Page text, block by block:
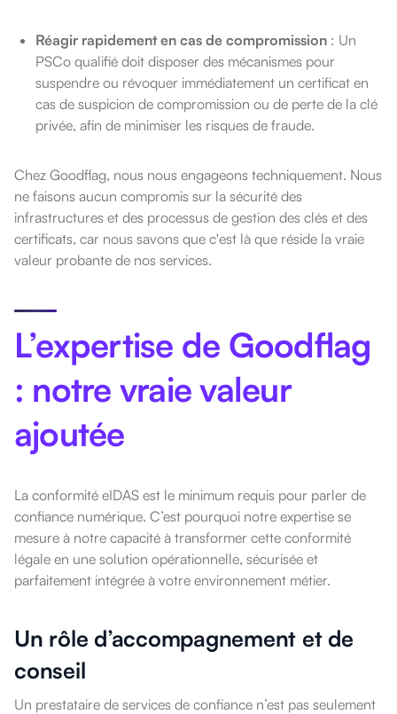
Réagir rapidement en cas de compromission : Un
PSCo qualifié doit disposer des mécanismes pour
suspendre ou révoquer immédiatement un certificat en
cas de suspicion de compromission ou de perte de la clé
privée, afin de minimiser les risques de fraude.
Chez Goodflag, nous nous engageons techniquement. Nous
ne faisons aucun compromis sur la sécurité des
infrastructures et des processus de gestion des clés et des
certificats, car nous savons que c'est là que réside la vraie
valeur probante de nos services.
L’expertise de Goodflag
: notre vraie valeur
ajoutée
La conformité eIDAS est le minimum requis pour parler de
confiance numérique. C’est pourquoi notre expertise se
mesure à notre capacité à transformer cette conformité
légale en une solution opérationnelle, sécurisée et
parfaitement intégrée à votre environnement métier.
Un rôle d’accompagnement et de
conseil
Un prestataire de services de confiance n’est pas seulement